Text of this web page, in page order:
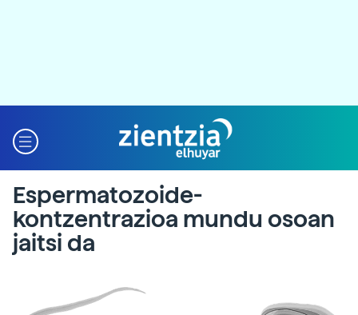
Espermatozoide-
kontzentrazioa mundu osoan
jaitsi da